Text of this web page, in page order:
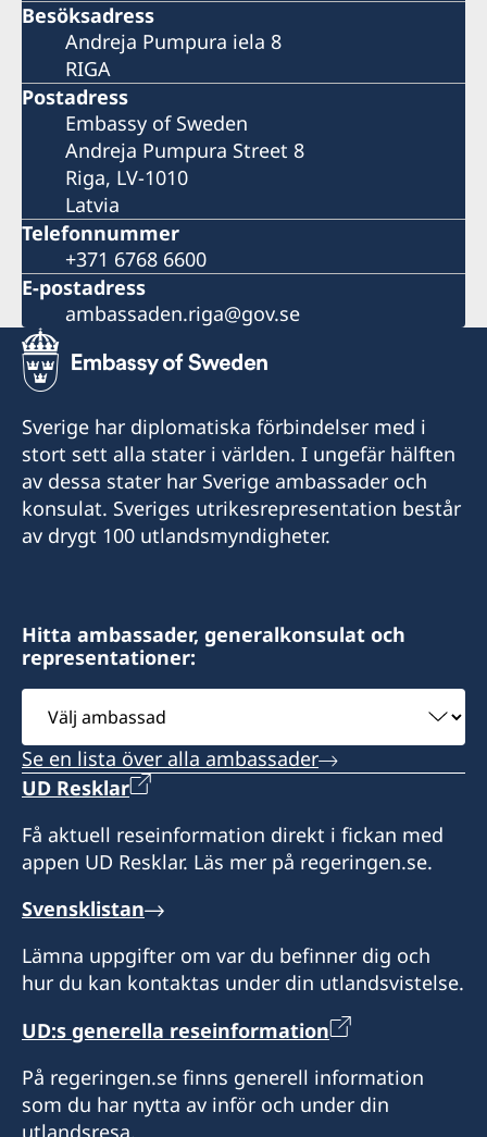
Besöksadress
Andreja Pumpura iela 8
RIGA
Postadress
Embassy of Sweden
Andreja Pumpura Street 8
Riga, LV-1010
Latvia
Telefonnummer
+371 6768 6600
E-postadress
ambassaden.riga@gov.se
Sverige har diplomatiska förbindelser med i
stort sett alla stater i världen. I ungefär hälften
av dessa stater har Sverige ambassader och
konsulat. Sveriges utrikesrepresentation består
av drygt 100 utlandsmyndigheter.
Hitta ambassader, generalkonsulat och
representationer:
Välj
ambassad
Se en lista över alla ambassader
UD Resklar
Få aktuell reseinformation direkt i fickan med
appen UD Resklar. Läs mer på regeringen.se.
Svensklistan
Lämna uppgifter om var du befinner dig och
hur du kan kontaktas under din utlandsvistelse.
UD:s generella reseinformation
På regeringen.se finns generell information
som du har nytta av inför och under din
utlandsresa.